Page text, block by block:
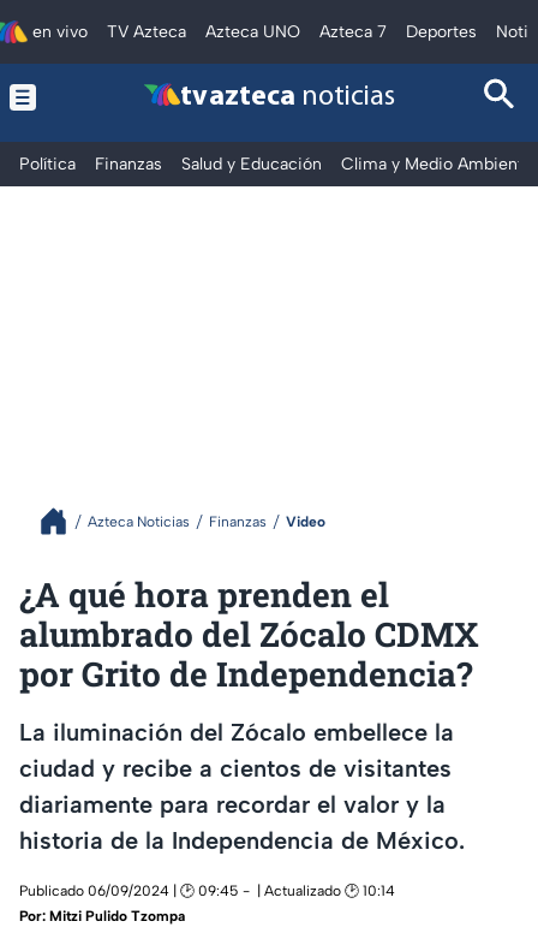
en vivo TV Azteca Azteca UNO Azteca 7 Deportes
tv azteca noticias
Política Finanzas Salud y Educación Clima y Medio Ambiente
Azteca Noticias Finanzas Video
¿A qué hora prenden el
alumbrado del Zócalo CDMX
por Grito de Independencia?
La iluminación del Zócalo embellece la
ciudad y recibe a cientos de visitantes
diariamente para recordar el valor y la
historia de la Independencia de México.
Publicado 06/09/2024 | 🕑 09:45
| Actualizado 🕑 10:14
Por: Mitzi Pulido Tzompa